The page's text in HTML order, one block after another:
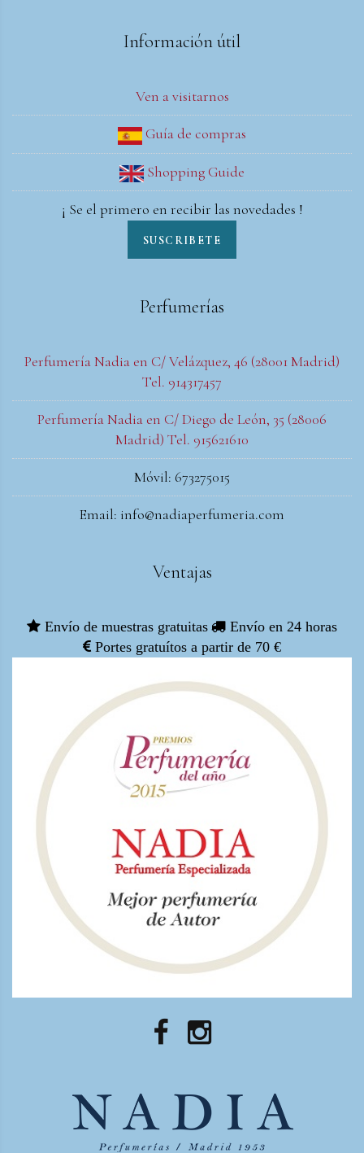
Información útil
Ven a visitarnos
Guía de compras
Shopping Guide
¡ Se el primero en recibir las novedades !
SUSCRIBETE
Perfumerías
Perfumería Nadia en C/ Velázquez, 46 (28001 Madrid)
Tel. 914317457
Perfumería Nadia en C/ Diego de León, 35 (28006
Madrid) Tel. 915621610
Móvil: 673275015
Email: info@nadiaperfumeria.com
Ventajas
Envío de muestras gratuitas
Envío en 24 horas
Portes gratuítos a partir de 70 €